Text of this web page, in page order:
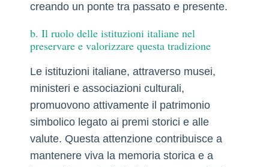
creando un ponte tra passato e presente.
b. Il ruolo delle istituzioni italiane nel
preservare e valorizzare questa tradizione
Le istituzioni italiane, attraverso musei,
ministeri e associazioni culturali,
promuovono attivamente il patrimonio
simbolico legato ai premi storici e alle
valute. Questa attenzione contribuisce a
mantenere viva la memoria storica e a